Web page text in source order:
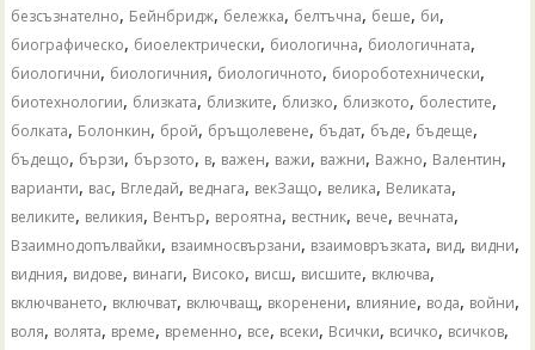
безсъзнателно, Бейнбридж, бележка, белтъчна, беше, би,
биографическо, биоелектрически, биологична, биологичната,
биологични, биологичния, биологичното, биороботехнически,
биотехнологии, близката, близките, близко, близкото, болестите,
болката, Болонкин, брой, бръщолевене, бъдат, бъде, бъдеще,
бъдещо, бързи, бързото, в, важен, важи, важни, Важно, Валентин,
варианти, вас, Вгледай, веднага, векЗащо, велика, Великата,
великите, великия, Вентър, вероятна, вестник, вече, вечната,
Взаимнодопълвайки, взаимносвързани, взаимовръзката, вид, видни,
видния, видове, винаги, Високо, висш, висшите, включва,
включването, включват, включващ, вкоренени, влияние, вода, войни,
воля, волята, време, временно, все, всеки, Всички, всичко, всичков,